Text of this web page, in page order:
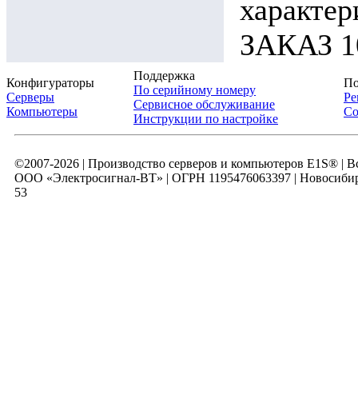
ЗАКАЗ
Конфигураторы
Серверы
Компьютеры
Поддержка
По серийному номеру
Сервисное обслуживание
Инструкции по настройке
©2007-2026 | Производство серверов и компьютеров E1S® |
ООО «Электросигнал-ВТ» | ОГРН 1195476063397 |
53